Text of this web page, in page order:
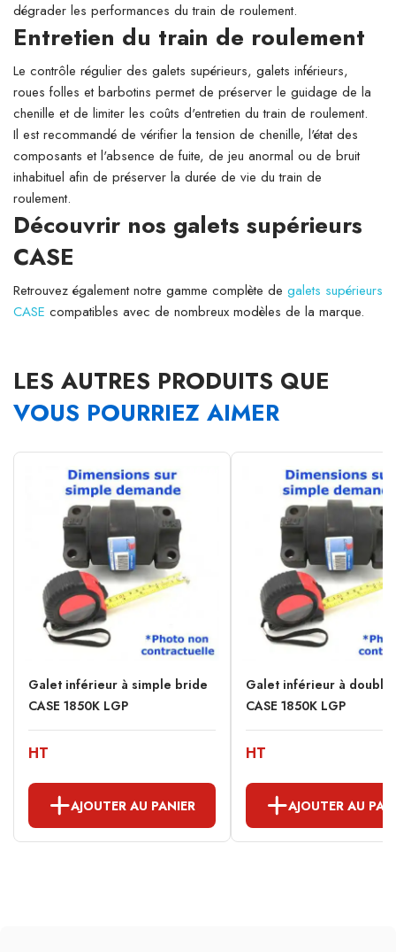
dégrader les performances du train de roulement.
Entretien du train de roulement
Le contrôle régulier des galets supérieurs, galets inférieurs,
roues folles et barbotins permet de préserver le guidage de la
chenille et de limiter les coûts d'entretien du train de roulement.
Il est recommandé de vérifier la tension de chenille, l'état des
composants et l'absence de fuite, de jeu anormal ou de bruit
inhabituel afin de préserver la durée de vie du train de
roulement.
Découvrir nos galets supérieurs
CASE
Retrouvez également notre gamme complète de galets supérieurs
CASE compatibles avec de nombreux modèles de la marque.
LES AUTRES PRODUITS QUE
VOUS POURRIEZ AIMER
Galet inférieur à simple bride
CASE 1850K LGP
HT
AJOUTER AU PANIER
Galet inférieur à
CASE 1850K LGP
HT
AJOUTER AU